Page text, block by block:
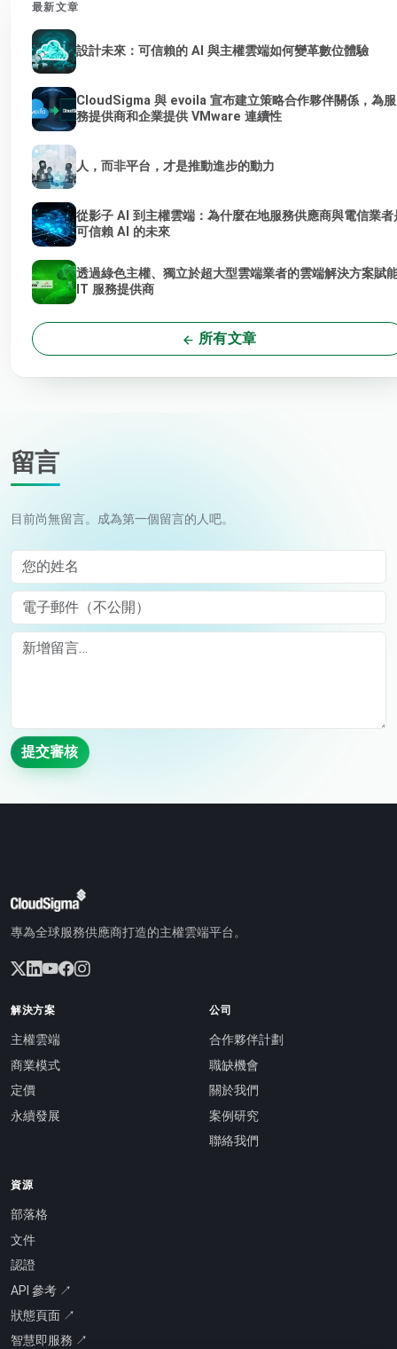
最新文章
設計未來：可信賴的 AI 與主權雲端如何變革數位體驗
CloudSigma 與 evoila 宣布建立策略合作夥伴關係，為服
務提供商和企業提供 VMware 連續性
人，而非平台，才是推動進步的動力
從影子 AI 到主權雲端：為什麼在地服務供應商與電信業者
可信賴 AI 的未來
透過綠色主權、獨立於超大型雲端業者的雲端解決方案賦
IT 服務提供商
所有文章
留言
目前尚無留言。成為第一個留言的人吧。
您的姓名
電子郵件（不公開）
Comment
提交審核
專為全球服務供應商打造的主權雲端平台。
解決方案
主權雲端
商業模式
定價
永續發展
公司
合作夥伴計劃
職缺機會
關於我們
案例研究
聯絡我們
資源
部落格
文件
認證
API 參考 ↗
狀態頁面 ↗
智慧即服務 ↗